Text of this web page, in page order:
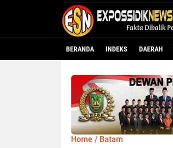
BERANDA INDEKS DAERAH
Home / Batam